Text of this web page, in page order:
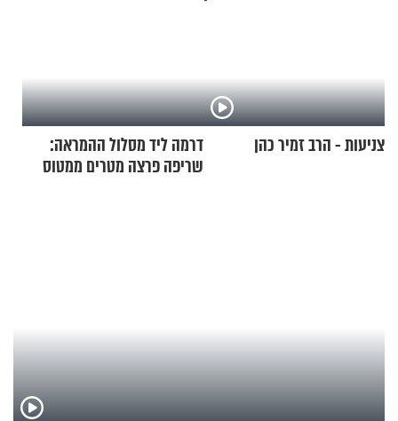
צניעות - הרב זמיר כהן
דרמה ליד מסלול ההמראה:
שריפה פרצה מטרים ממטוס